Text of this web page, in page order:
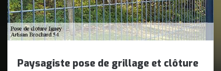
Paysagiste pose de grillage et clôture